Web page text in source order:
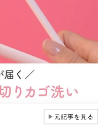
▶元記事を見る